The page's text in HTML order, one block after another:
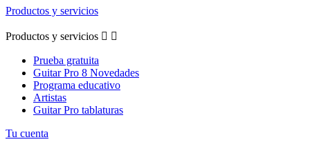
Productos y servicios
Productos y servicios  
Prueba gratuita
Guitar Pro 8 Novedades
Programa educativo
Artistas
Guitar Pro tablaturas
Tu cuenta